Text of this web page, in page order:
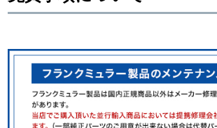
新宿店 大
買取サロン
メーカー保護シールの有無に個体差がございますので
また、メーカーにてマイナーチェンジがなされる場合
の仕様で販売させていただきますので予めご了承の程
尚、中古品、アンティーク品につきましては現品を撮
※光の加減やモニターの設定により、実際の商品と色
ます。